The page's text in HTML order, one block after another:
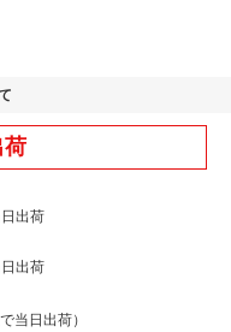
荷
出荷
出荷
当日出荷）